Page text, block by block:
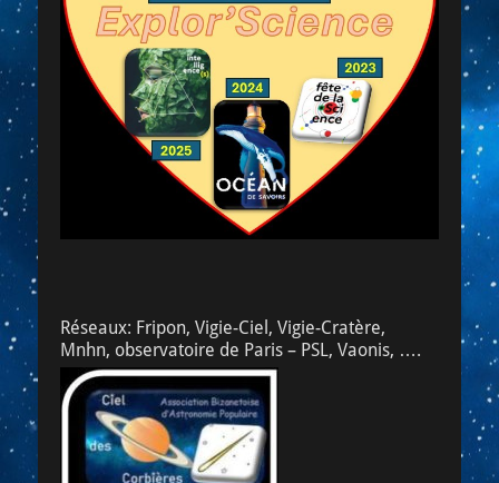
Réseaux: Fripon, Vigie-Ciel, Vigie-Cratère,
Mnhn, observatoire de Paris – PSL, Vaonis, ….